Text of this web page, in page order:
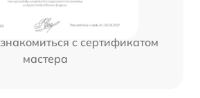
с сертификатом
мастера